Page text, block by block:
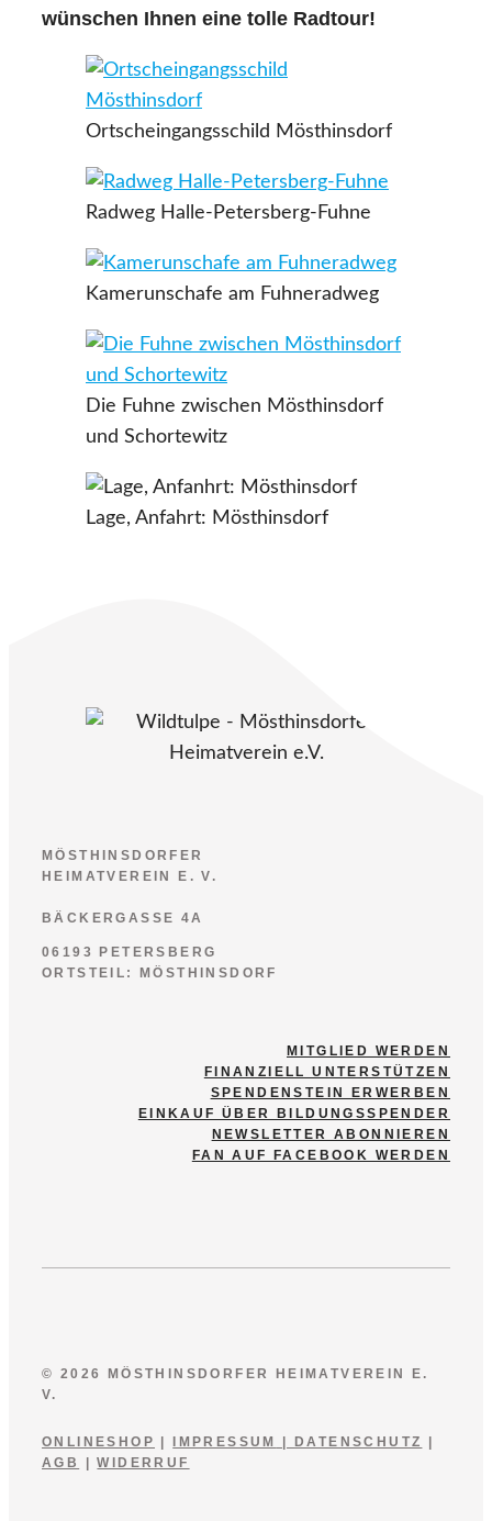
wünschen Ihnen eine tolle Radtour!
Ortscheingangsschild Mösthinsdorf
Radweg Halle-Petersberg-Fuhne
Kamerunschafe am Fuhneradweg
Die Fuhne zwischen Mösthinsdorf
und Schortewitz
Lage, Anfahrt: Mösthinsdorf
MÖSTHINSDORFER
HEIMATVEREIN E. V.
BÄCKERGASSE 4A
06193 PETERSBERG
ORTSTEIL: MÖSTHINSDORF
MITGLIED WERDEN
FINANZIELL UNTERSTÜTZEN
SPENDENSTEIN ERWERBEN
EINKAUF ÜBER BILDUNGSSPENDER
NEWSLETTER ABONNIEREN
FAN AUF FACEBOOK WERDEN
© 2026 MÖSTHINSDORFER HEIMATVEREIN E.
V.
ONLINESHOP IMPRESSUM DATENSCHUTZ
AGB
|WIDERRUF